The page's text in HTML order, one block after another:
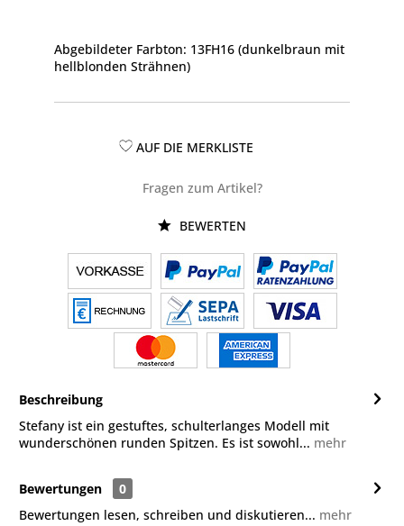
Abgebildeter Farbton: 13FH16 (dunkelbraun mit
hellblonden Strähnen)
AUF DIE MERKLISTE
Fragen zum Artikel?
BEWERTEN
Beschreibung
Stefany ist ein gestuftes, schulterlanges Modell mit
wunderschönen runden Spitzen. Es ist sowohl... mehr
Bewertungen
0
Bewertungen lesen, schreiben und diskutieren... mehr